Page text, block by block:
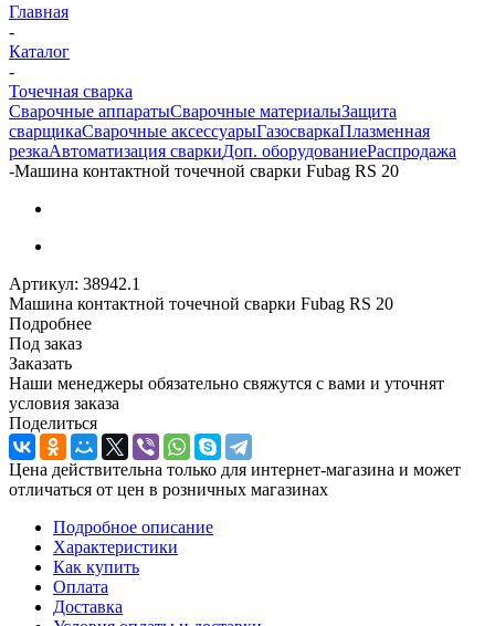
Главная
-
Каталог
-
Точечная сварка
Сварочные аппаратыСварочные материалыЗащита
сварщикаСварочные аксессуарыГазосваркаПлазменная
резкаАвтоматизация сваркиДоп. оборудованиеРаспродажа
-Машина контактной точечной сварки Fubag RS 20
Артикул: 38942.1
Машина контактной точечной сварки Fubag RS 20
Подробнее
Под заказ
Заказать
Наши менеджеры обязательно свяжутся с вами и уточнят
условия заказа
Поделиться
Цена действительна только для интернет-магазина и может
отличаться от цен в розничных магазинах
Подробное описание
Характеристики
Как купить
Оплата
Доставка